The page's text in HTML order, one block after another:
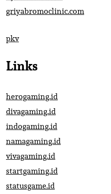
griyabromoclinic.com
pkv
Links
herogaming.id
divagaming.id
indogaming.id
namagaming.id
vivagaming.id
startgaming.id
statusgame.id